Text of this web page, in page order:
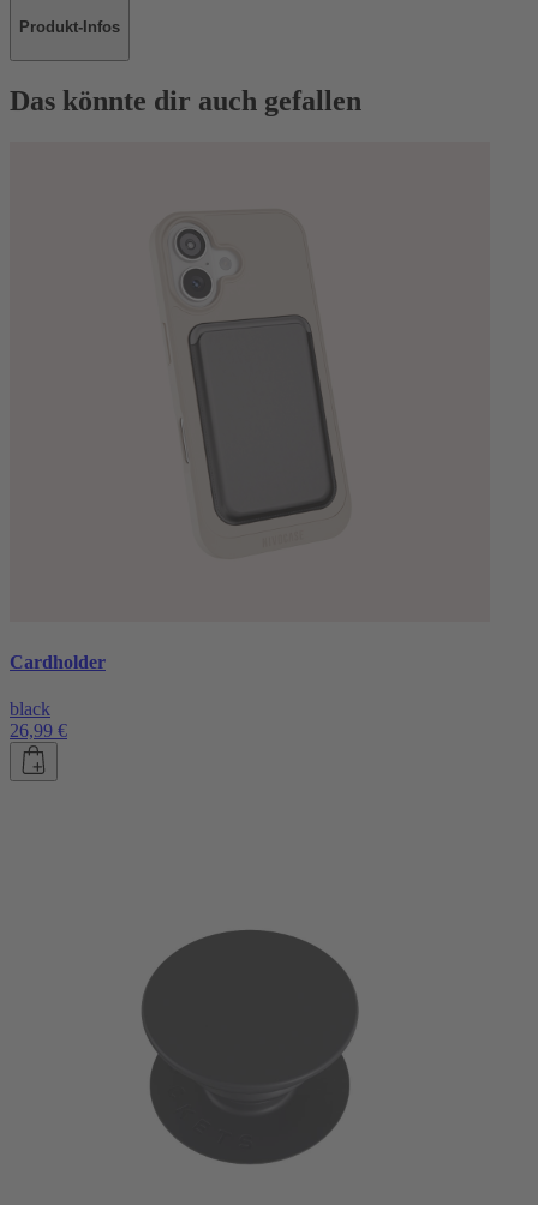
Produkt-Infos
Das könnte dir auch gefallen
Cardholder
black
26,99 €